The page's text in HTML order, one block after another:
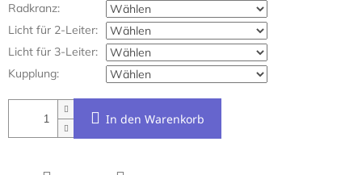
Radkranz:
Licht für 2-Leiter:
Licht für 3-Leiter:
Kupplung:
In den Warenkorb